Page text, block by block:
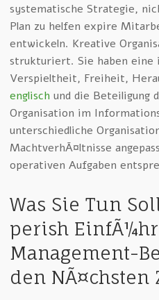
systematische Strategie,
Plan zu helfen expire
entwickeln. Kreative
strukturiert. Sie haben eine
Verspieltheit, Freiheit,
englisch und die Beteiligung
Organisation im
unterschiedliche
MachtverhÃ¤ltnisse
operativen Aufgaben
Was Sie Tun
perish
Management-
den